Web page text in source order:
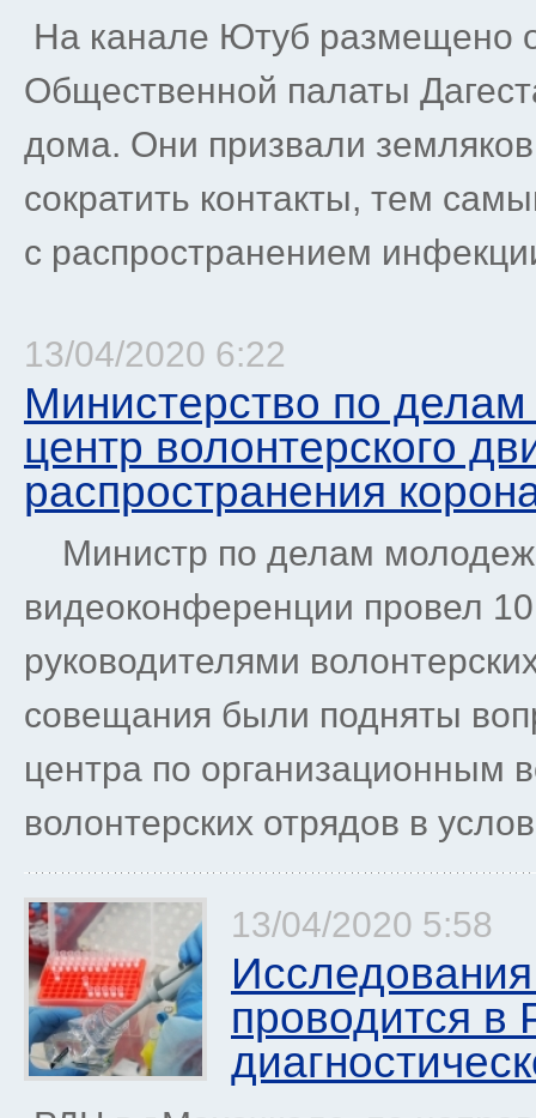
На канале Ютуб размещено
Общественной палаты
дома. Они призвали земляков
сократить контакты, тем
с распространением
13/04/2020 6:22
Министерство по
центр волонтерского
распространения
Министр по делам
видеоконференции провел
руководителями
совещания были подняты
центра по организационным
волонтерских отрядов в
13/04/2020 5:58
проводится в